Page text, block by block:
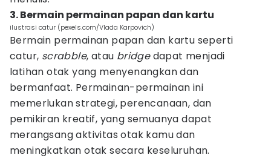
3. Bermain permainan papan dan kartu
ilustrasi catur (pexels.com/Vlada Karpovich)
Bermain permainan papan dan kartu seperti
catur, scrabble, atau bridgedapat menjadi
latihan otak yang menyenangkan dan
bermanfaat. Permainan-permainan ini
memerlukan strategi, perencanaan, dan
pemikiran kreatif, yang semuanya dapat
merangsang aktivitas otak kamu dan
meningkatkan otak secara keseluruhan.